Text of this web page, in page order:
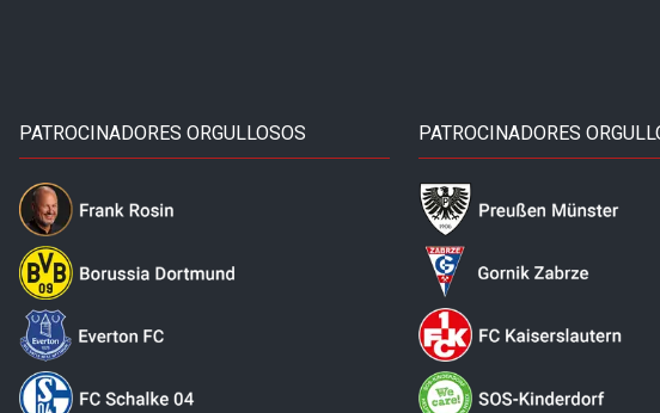
PATROCINADORES ORGULLOSOS PATROCINADORES